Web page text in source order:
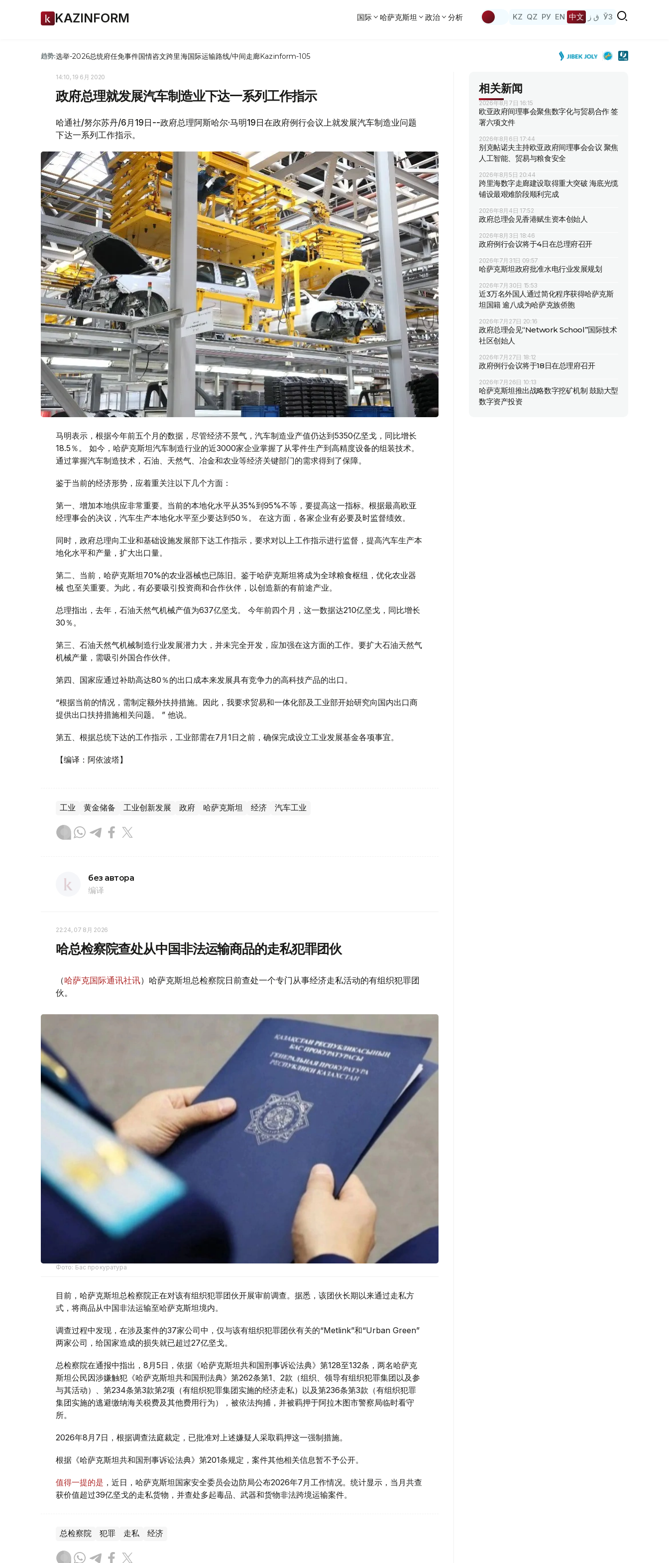
KAZINFORM 国际 哈萨克斯坦 政治 分析 KZ QZ РУ EN 中文 ق ز ЎЗ
趋势:选举-2026总统府任免事件国情咨文跨里海国际运输路线/中间走廊Kazinform-105
14:10, 19 6月 2020
政府总理就发展汽车制造业下达一系列工作指示
哈通社/努尔苏丹/6月19日--政府总理阿斯哈尔·马明19日在政府例行会议上就发展汽车制造业问题
下达一系列工作指示。
马明表示，根据今年前五个月的数据，尽管经济不景气，汽车制造业产值仍达到5350亿坚戈，同比增长
18.5％。 如今，哈萨克斯坦汽车制造行业的近3000家企业掌握了从零件生产到高精度设备的组装技术。
通过掌握汽车制造技术，石油、天然气、冶金和农业等经济关键部门的需求得到了保障。
鉴于当前的经济形势，应着重关注以下几个方面：
第一、增加本地供应非常重要。当前的本地化水平从35%到95%不等，要提高这一指标。根据最高欧亚
经理事会的决议，汽车生产本地化水平至少要达到50％。 在这方面，各家企业有必要及时监督绩效。
同时，政府总理向工业和基础设施发展部下达工作指示，要求对以上工作指示进行监督，提高汽车生产本
地化水平和产量，扩大出口量。
第二、当前，哈萨克斯坦70%的农业器械也已陈旧。鉴于哈萨克斯坦将成为全球粮食枢纽，优化农业器
械 也至关重要。为此，有必要吸引投资商和合作伙伴，以创造新的有前途产业。
总理指出，去年，石油天然气机械产值为637亿坚戈。 今年前四个月，这一数据达210亿坚戈，同比增长
30％。
第三、石油天然气机械制造行业发展潜力大，并未完全开发，应加强在这方面的工作。要扩大石油天然气
机械产量，需吸引外国合作伙伴。
第四、国家应通过补助高达80％的出口成本来发展具有竞争力的高科技产品的出口。
“根据当前的情况，需制定额外扶持措施。因此，我要求贸易和一体化部及工业部开始研究向国内出口商
提供出口扶持措施相关问题。 ” 他说。
第五、根据总统下达的工作指示，工业部需在7月1日之前，确保完成设立工业发展基金各项事宜。
【编译：阿依波塔】
工业 黄金储备 工业创新发展 政府 哈萨克斯坦 经济 汽车工业
без автора
编译
22:24, 07 8月 2026
哈总检察院查处从中国非法运输商品的走私犯罪团伙
（哈萨克国际通讯社讯）哈萨克斯坦总检察院日前查处一个专门从事经济走私活动的有组织犯罪团
伙。
Фото: Бас прокуратура
目前，哈萨克斯坦总检察院正在对该有组织犯罪团伙开展审前调查。据悉，该团伙长期以来通过走私方
式，将商品从中国非法运输至哈萨克斯坦境内。
调查过程中发现，在涉及案件的37家公司中，仅与该有组织犯罪团伙有关的“Metlink”和“Urban Green”
两家公司，给国家造成的损失就已超过27亿坚戈。
总检察院在通报中指出，8月5日，依据《哈萨克斯坦共和国刑事诉讼法典》第128至132条，两名哈萨克
斯坦公民因涉嫌触犯《哈萨克斯坦共和国刑法典》第262条第1、2款（组织、领导有组织犯罪集团以及参
与其活动）、第234条第3款第2项（有组织犯罪集团实施的经济走私）以及第236条第3款（有组织犯罪
集团实施的逃避缴纳海关税费及其他费用行为），被依法拘捕，并被羁押于阿拉木图市警察局临时看守
所。
2026年8月7日，根据调查法庭裁定，已批准对上述嫌疑人采取羁押这一强制措施。
根据《哈萨克斯坦共和国刑事诉讼法典》第201条规定，案件其他相关信息暂不予公开。
值得一提的是 ，近日，哈萨克斯坦国家安全委员会边防局公布2026年7月工作情况。统计显示，当月共查
获价值超过39亿坚戈的走私货物，并查处多起毒品、武器和货物非法跨境运输案件。
总检察院 犯罪 走私 经济
相关新闻
2026年8月7日 16:15
欧亚政府间理事会聚焦数字化与贸易合作 签
署六项文件
2026年8月6日 17:44
别克帖诺夫主持欧亚政府间理事会会议 聚焦
人工智能、贸易与粮食安全
2026年8月5日 20:44
跨里海数字走廊建设取得重大突破 海底光缆
铺设最艰难阶段顺利完成
2026年8月4日 17:52
政府总理会见香港赋生资本创始人
2026年8月3日 18:46
政府例行会议将于4日在总理府召开
2026年7月31日 09:57
哈萨克斯坦政府批准水电行业发展规划
2026年7月30日 15:53
近3万名外国人通过简化程序获得哈萨克斯
坦国籍 逾八成为哈萨克族侨胞
2026年7月27日 20:16
政府总理会见“Network School”国际技术
社区创始人
2026年7月27日 18:12
政府例行会议将于18日在总理府召开
2026年7月26日 10:13
哈萨克斯坦推出战略数字挖矿机制 鼓励大型
数字资产投资